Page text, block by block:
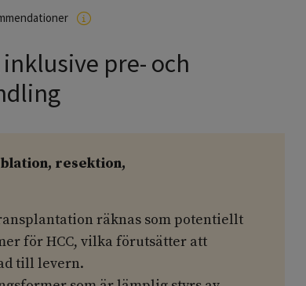
pre- och
resektion,
räknas som potentiellt
för HCC, vilka förutsätter att
till levern.